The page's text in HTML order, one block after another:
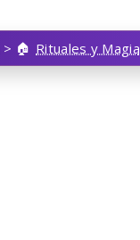
> Rituales y Magia